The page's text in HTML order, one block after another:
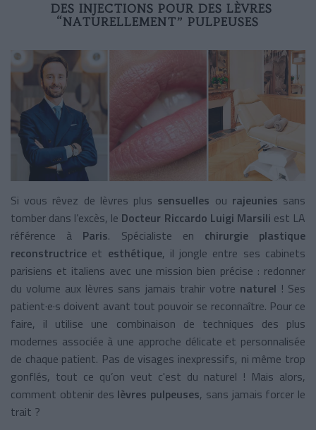
DES INJECTIONS POUR DES LÈVRES
“NATURELLEMENT” PULPEUSES
Si vous rêvez de lèvres plus sensuelles ou rajeunies sans
tomber dans l’excès, le Docteur Riccardo Luigi Marsili est LA
référence à Paris. Spécialiste en chirurgie plastique
reconstructrice et esthétique, il jongle entre ses cabinets
parisiens et italiens avec une mission bien précise : redonner
du volume aux lèvres sans jamais trahir votre naturel ! Ses
patient·e·s doivent avant tout pouvoir se reconnaître. Pour ce
faire, il utilise une combinaison de techniques des plus
modernes associée à une approche délicate et personnalisée
de chaque patient. Pas de visages inexpressifs, ni même trop
gonflés, tout ce qu’on veut c'est du naturel ! Mais alors,
comment obtenir des lèvres pulpeuses, sans jamais forcer le
trait ?